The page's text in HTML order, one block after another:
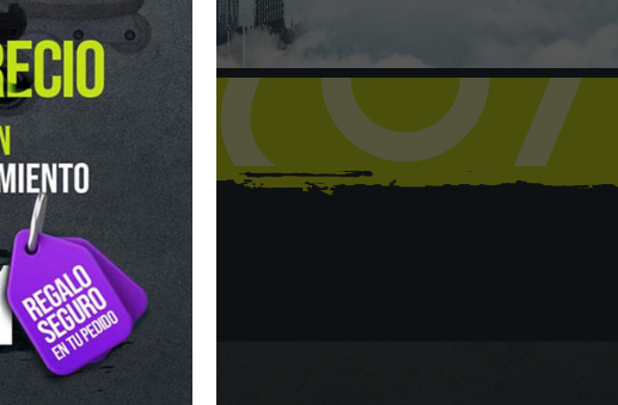
Y HORARIO